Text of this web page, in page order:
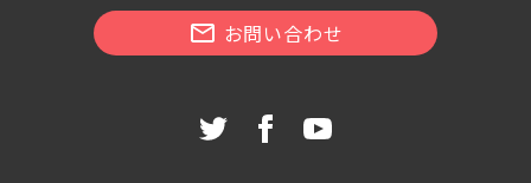
お問い合わせ